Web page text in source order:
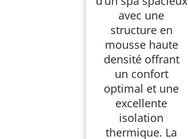
avec une
structure en
mousse haute
densité offrant
un confort
optimal et une
excellente
isolation
thermique. La